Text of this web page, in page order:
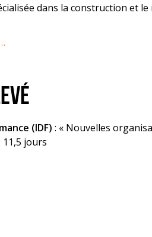
dans la construction et
(IDF) : « Nouvelles
11,5 jours